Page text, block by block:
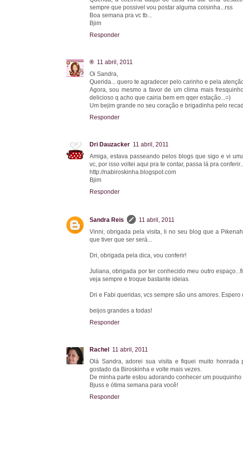
sempre que possivel vou postar alguma coisinha...rss
Boa semana pra vc tb...
Bjim
Responder
® 11 abril, 2011
Oi Sandra,
Querida... quero te agradecer pelo carinho e pela
Agora, sou mesmo a favor de um clima mais
delicioso q acho que cairia bem em qqer estação...=)
Um bejim grande no seu coração e brigadinha pelo
Responder
Dri Dauzacker 11 abril, 2011
Amiga, estava passeando pelos blogs que sigo e vi
vc, por isso voltei aqui pra te contar, passa lá pra
http://nabiroskinha.blogspot.com
Bjim
Responder
Sandra Reis
11 abril, 2011
Vinni, obrigada pela visita, li no seu blog que a
que tiver que ser será...
Dri, obrigada pela dica, vou conferir!
Juliana, obrigada por ter conhecido meu outro
veja sempre e troque bastante ideias.
Dri e Fabi queridas, vcs sempre são uns amores.
beijos grandes a todas!
Responder
Rachel
11 abril, 2011
Olá Sandra, adorei sua visita e fiquei muito
gostado da Biroskinha e volte mais vezes.
De minha parte estou adorando conhecer um
Bjuss e ótima semana para você!
Responder